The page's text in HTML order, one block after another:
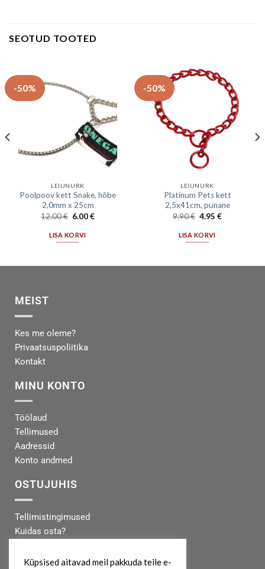
SEOTUD TOOTED
-50%
LEIUNURK
Poolpoov kett Snake, hõbe
2,0mm x 25cm
12.00€ 6.00€
LISA KORVI
-50%
LEIUNURK
Platinum Pets kett
2,5x41cm, punane
9.90€ 4.95€
LISA KORVI
MEIST
Kes me oleme?
Privaatsuspoliitika
Kontakt
MINU KONTO
Töölaud
Tellimused
Aadressid
Konto andmed
OSTUJUHIS
Tellimistingimused
Kuidas osta?
Tarneinfo
Küpsised aitavad meil pakkuda teile e-